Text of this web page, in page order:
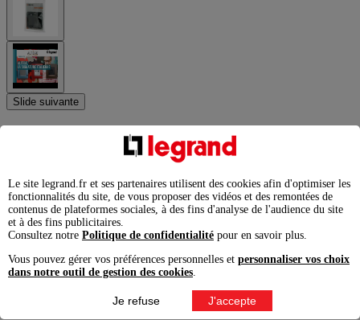
Slide suivante
Interrupteur ou va-et-vient Altège 10A
avec connexion à bornes automatiques -
finition Nuage
Ref. BTAL01CD
Altège
Altège, une commande d'éclairage élégante, habillée d'une finition
tendance, à équiper d'une plaque pour jouer avec des effets matières
Le site legrand.fr et ses partenaires utilisent des cookies afin d'optimiser les
fonctionnalités du site, de vous proposer des vidéos et des remontées de
contenus de plateformes sociales, à des fins d'analyse de l'audience du site
et à des fins publicitaires.
Consultez notre Politique de confidentialité pour en savoir plus.
Vous pouvez gérer vos préférences personnelles et personnaliser vos choix
dans notre outil de gestion des cookies
Je refuse J'accepte